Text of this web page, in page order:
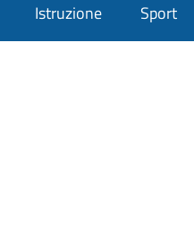
Istruzione Sport